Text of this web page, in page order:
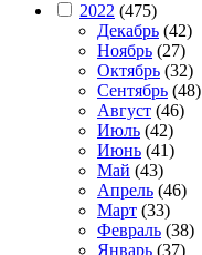
2022 (475)
Декабрь (42)
Ноябрь (27)
Октябрь (32)
Сентябрь (48)
Август (46)
Июль (42)
Июнь (41)
Май (43)
Апрель (46)
Март (33)
Февраль (38)
Январь (37)